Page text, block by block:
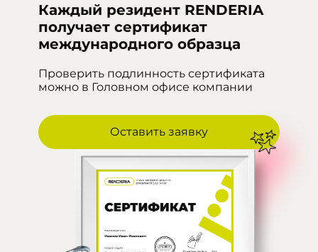
Каждый резидент RENDERIA
получает сертификат
международного образца
Проверить подлинность сертификата
можно в Головном офисе компании
Оставить заявку